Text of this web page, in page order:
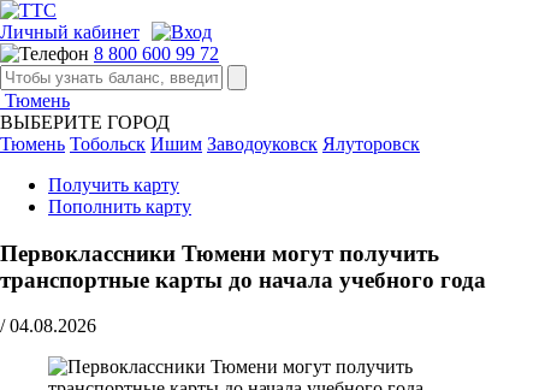
Личный кабинет
8 800 600 99 72
Тюмень
ВЫБЕРИТЕ ГОРОД
Тюмень Тобольск Ишим Заводоуковск Ялуторовск
Получить карту
Пополнить карту
Первоклассники Тюмени могут получить
транспортные карты до начала учебного года
/ 04.08.2026